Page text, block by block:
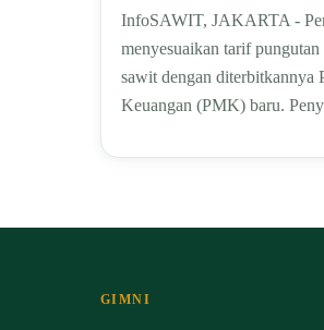
InfoSAWIT, JAKARTA -
menyesuaikan tarif
sawit dengan diterbitkannya
Keuangan (PMK) baru.
GIMNI